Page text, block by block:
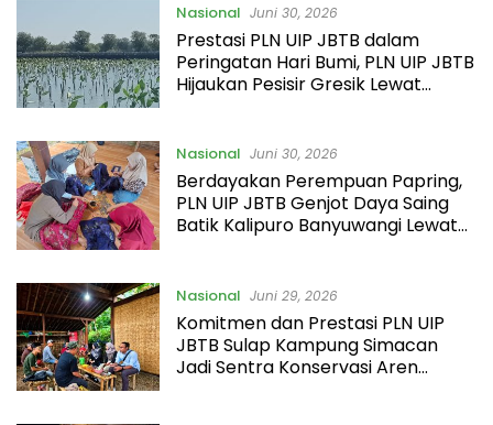
Nasional Juni 30, 2026
Prestasi PLN UIP JBTB dalam
Peringatan Hari Bumi, PLN UIP JBTB
Hijaukan Pesisir Gresik Lewat
Nasional Juni 30, 2026
Berdayakan Perempuan Papring,
PLN UIP JBTB Genjot Daya Saing
Batik Kalipuro Banyuwangi Lewat
Nasional Juni 29, 2026
Komitmen dan Prestasi PLN UIP
JBTB Sulap Kampung Simacan
Jadi Sentra Konservasi Aren